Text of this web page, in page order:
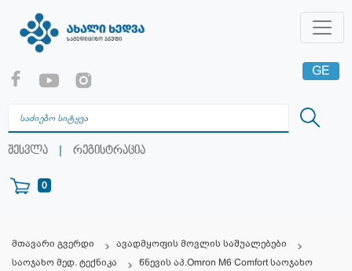
შესვლა | რეგისტრაცია
0
GE
RU
მთავარი გვერდი
ავადმყოფის მოვლის საშუალებები
საოჯახო მედ. ტექნიკა
წნევის აპ.Omron M6 Comfort საოჯახო